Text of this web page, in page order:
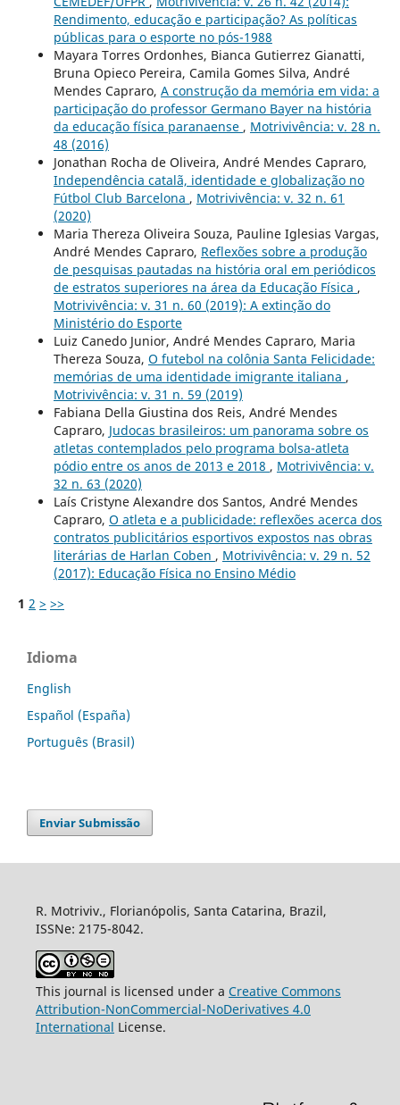
Rendimento, educação e participação? As políticas
públicas para o esporte no pós-1988
Mayara Torres Ordonhes, Bianca Gutierrez Gianatti,
Bruna Opieco Pereira, Camila Gomes Silva, André
Mendes Capraro, A construção da memória em vida: a
participação do professor Germano Bayer na história
da educação física paranaense , Motrivivência: v. 28 n.
48 (2016)
Jonathan Rocha de Oliveira, André Mendes Capraro,
Independência catalã, identidade e globalização no
Fútbol Club Barcelona , Motrivivência: v. 32 n. 61
(2020)
Maria Thereza Oliveira Souza, Pauline Iglesias Vargas,
André Mendes Capraro, Reflexões sobre a produção
de pesquisas pautadas na história oral em periódicos
de estratos superiores na área da Educação Física ,
Motrivivência: v. 31 n. 60 (2019): A extinção do
Ministério do Esporte
Luiz Canedo Junior, André Mendes Capraro, Maria
Thereza Souza, O futebol na colônia Santa Felicidade:
memórias de uma identidade imigrante italiana ,
Motrivivência: v. 31 n. 59 (2019)
Fabiana Della Giustina dos Reis, André Mendes
Capraro, Judocas brasileiros: um panorama sobre os
atletas contemplados pelo programa bolsa-atleta
pódio entre os anos de 2013 e 2018 , Motrivivência: v.
32 n. 63 (2020)
Laís Cristyne Alexandre dos Santos, André Mendes
Capraro, O atleta e a publicidade: reflexões acerca dos
contratos publicitários esportivos expostos nas obras
literárias de Harlan Coben , Motrivivência: v. 29 n. 52
(2017): Educação Física no Ensino Médio
1 2 > >>
Idioma
English
Español (España)
Português (Brasil)
Enviar Submissão
R. Motriviv., Florianópolis, Santa Catarina, Brazil,
ISSNe: 2175-8042.
This journal is licensed under a Creative Commons
Attribution-NonCommercial-NoDerivatives 4.0
International License.